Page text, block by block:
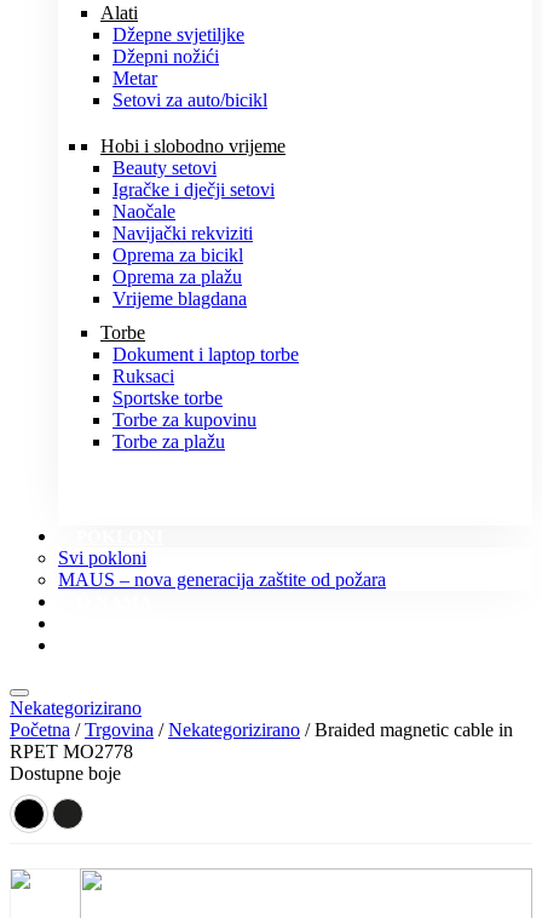
Alati
Džepne svjetiljke
Džepni nožići
Metar
Setovi za auto/bicikl
Hobi i slobodno vrijeme
Beauty setovi
Igračke i dječji setovi
Naočale
Navijački rekviziti
Oprema za bicikl
Oprema za plažu
Vrijeme blagdana
Torbe
Dokument i laptop torbe
Ruksaci
Sportske torbe
Torbe za kupovinu
Torbe za plažu
Svi pokloni
MAUS – nova generacija zaštite od požara
Nekategorizirano
Početna /Trgovina /Nekategorizirano / Braided magnetic cable in
RPET MO2778
Dostupne boje